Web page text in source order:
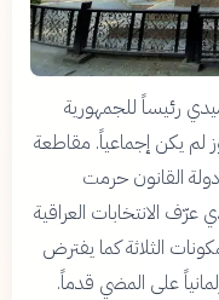
آميدي رئيساً للجمهورية
لم يكن إجماعياً. مقاطعة
القانون حرمت
الانتخابات العراقية
الثلاثة كما يفترض
على المضي قدماً.